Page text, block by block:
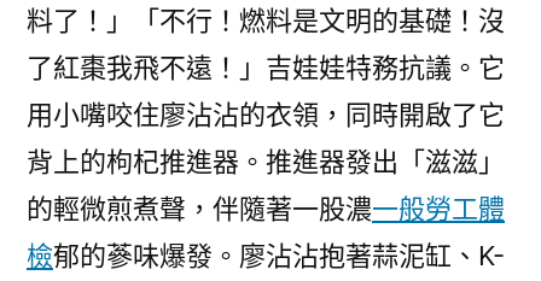
料了！」「不行！燃料是文明的基礎！沒
了紅棗我飛不遠！」吉娃娃特務抗議。它
用小嘴咬住廖沾沾的衣領，同時開啟了它
背上的枸杞推進器。推進器發出「滋滋」
的輕微煎煮聲，伴隨著一股濃一般勞工體
檢郁的蔘味爆發。廖沾沾抱著蒜泥缸、K-